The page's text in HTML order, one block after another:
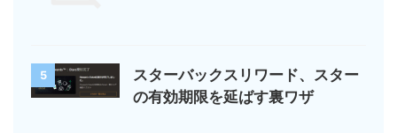
5
スターバックスリワード、スター
の有効期限を延ばす裏ワザ